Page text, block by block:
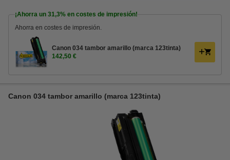
¡Ahorra un 31,3% en costes de impresión!
Ahorra en costes de impresión.
Canon 034 tambor amarillo (marca 123tinta)
142,50 €
Canon 034 tambor amarillo (marca 123tinta)